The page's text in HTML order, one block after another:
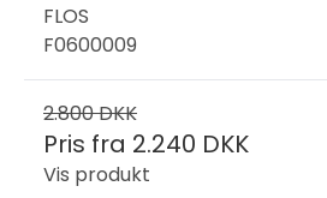
FLOS
F0600009
2.800 DKK
Pris fra 2.240 DKK
Vis produkt